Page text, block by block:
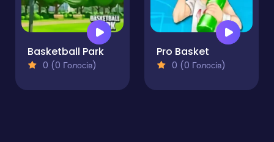
Basketball Park
0 (0 Голосів)
Pro Basket
0 (0 Голосів)